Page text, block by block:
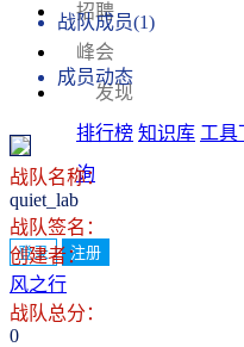
招聘
峰会
发现
排行榜 知识库 工具
询
登录 注册
战队成员(1)
成员动态
战队名称：
quiet_lab
战队签名：
创建者：
风之行
战队总分：
0